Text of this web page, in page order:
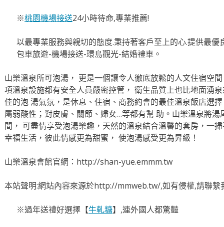
※桃園機場接送24小時待命,專業推薦!
以最專業服務與親切的態度.秉持著客戶至上的心.提供最優
包車旅遊-機場接送-環島觀光-結婚禮車。
山樂溫泉所可泡湯， 更是一個讓令人徹底放鬆的人文住宿空
項溫泉設施都有安全人員嚴密控管， 衛生品質上也比地面湧
佳的泡 湯氣氛，是休息、住宿、商務約會的最佳溫泉飯店選
屬弱酸性；對皮膚、關節、婦女…等都有幫 助。山樂溫泉將
間， 可盡情享受泡湯樂趣，天然的溫泉結合溫馨的套房，一
幸福生活，彼此情感更為甜蜜， 使泡湯感受更為昇級！
山樂溫泉會館官網：http://shan-yue.emmm.tw
本站聲明:網站內容來源於http://mmweb.tw/,如有侵權,請聯繫
※過年送禮好選擇【牛軋糖】,連外國人都驚豔